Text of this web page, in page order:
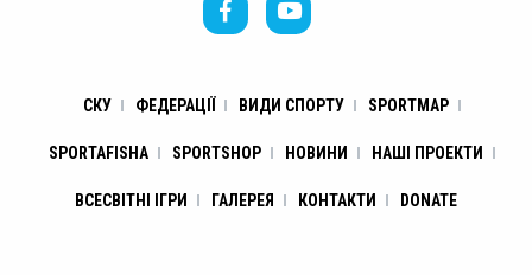
СКУ ФЕДЕРАЦІЇ ВИДИ СПОРТУ SPORTMAP
SPORTAFISHA SPORTSHOP НОВИНИ НАШІ ПРОЕКТИ
ВСЕСВІТНІ ІГРИ ГАЛЕРЕЯ КОНТАКТИ DONATE